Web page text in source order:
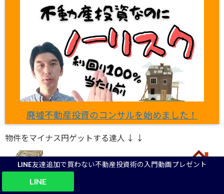
LINE友達追加で買わない不動産投資術の入門動画プレゼント
LINE
廃墟不動産投資のコンサルを始めました！
物件をマイナス円ゲットする達人 ↓ ↓